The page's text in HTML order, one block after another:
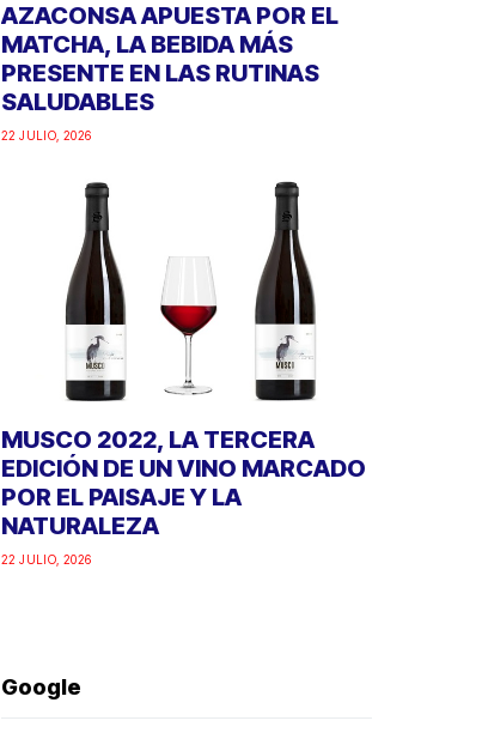
AZACONSA APUESTA POR EL
MATCHA, LA BEBIDA MÁS
PRESENTE EN LAS RUTINAS
SALUDABLES
22 JULIO, 2026
MUSCO 2022, LA TERCERA
EDICIÓN DE UN VINO MARCADO
POR EL PAISAJE Y LA
NATURALEZA
22 JULIO, 2026
Google